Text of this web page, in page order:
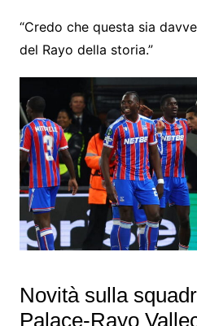
“Credo che questa sia
del Rayo della storia.”
Novità sulla
Palace-Rayo